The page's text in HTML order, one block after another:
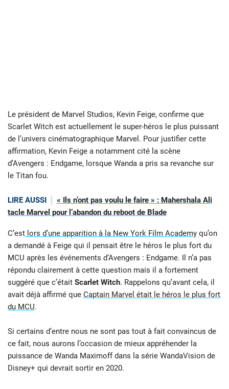
Le président de Marvel Studios, Kevin Feige, confirme que
Scarlet Witch est actuellement le super-héros le plus puissant
de l’univers cinématographique Marvel. Pour justifier cette
affirmation, Kevin Feige a notamment cité la scène
d’Avengers : Endgame, lorsque Wanda a pris sa revanche sur
le Titan fou.
LIRE AUSSI
« Ils n’ont pas voulu le faire » : Mahershala Ali
tacle Marvel pour l’abandon du reboot de Blade
C’est lors d’une apparition à la New York Film Academy qu’on
a demandé à Feige qui il pensait être le héros le plus fort du
MCU après les événements d’Avengers : Endgame. Il n’a pas
répondu clairement à cette question mais il a fortement
suggéré que c’était Scarlet Witch. Rappelons qu’avant cela, il
avait déjà affirmé que Captain Marvel était le héros le plus fort
du MCU.
Si certains d’entre nous ne sont pas tout à fait convaincus de
ce fait, nous aurons l’occasion de mieux appréhender la
puissance de Wanda Maximoff dans la série WandaVision de
Disney+ qui devrait sortir en 2020.